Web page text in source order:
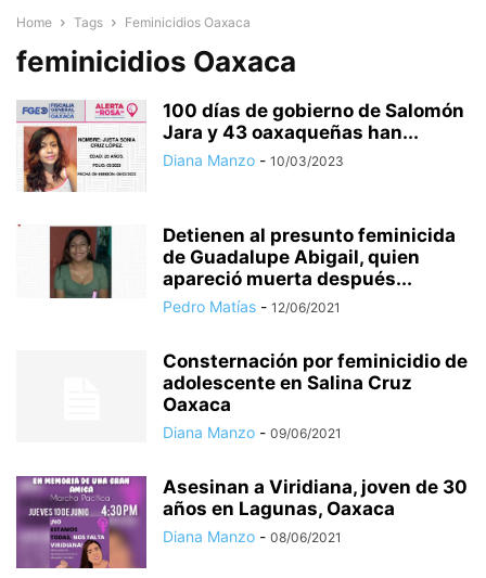
Home Tags Feminicidios Oaxaca
feminicidios Oaxaca
100 días de gobierno de Salomón
Jara y 43 oaxaqueñas han...
Diana Manzo - 10/03/2023
Detienen al presunto feminicida
de Guadalupe Abigail, quien
apareció muerta después...
Pedro Matías - 12/06/2021
Consternación por feminicidio de
adolescente en Salina Cruz
Oaxaca
Diana Manzo - 09/06/2021
Asesinan a Viridiana, joven de 30
años en Lagunas, Oaxaca
Diana Manzo - 08/06/2021